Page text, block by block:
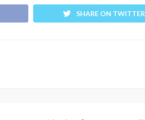
SHARE ON TWITTER